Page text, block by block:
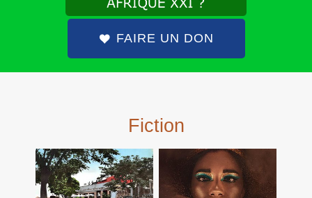
FAIRE UN DON
Fiction